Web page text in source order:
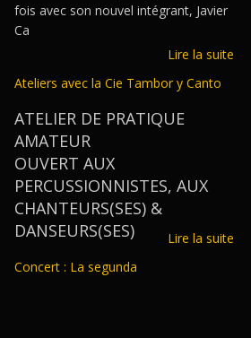
fois avec son nouvel intégrant, Javier
Ca
Lire la suite
Ateliers avec la Cie Tambor y Canto
ATELIER DE PRATIQUE
AMATEUR
OUVERT AUX
PERCUSSIONNISTES, AUX
CHANTEURS(SES) &
DANSEURS(SES)
Lire la suite
Concert : La segunda